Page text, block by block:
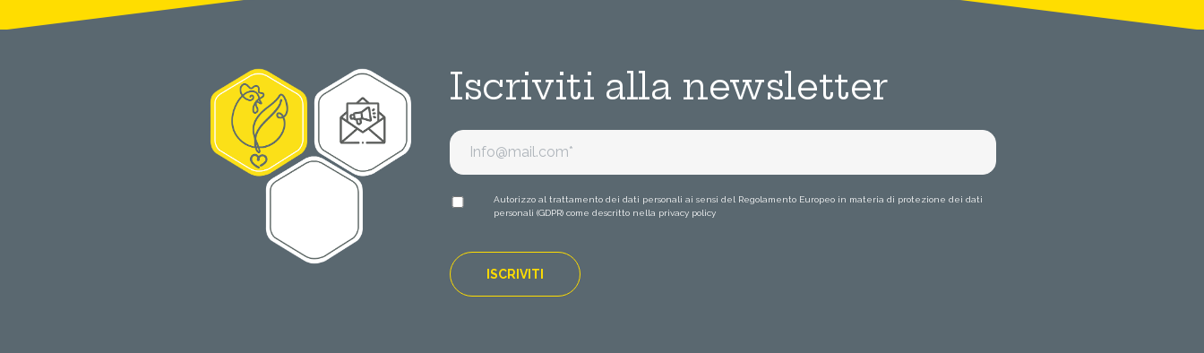
Iscriviti alla newsletter
Autorizzo al trattamento dei dati personali ai sensi del Regolamento Europeo in materia di protezione dei dati
personali (GDPR) come descritto nella privacy policy